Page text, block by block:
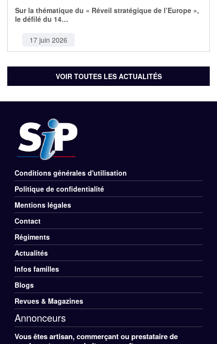
Sur la thématique du « Réveil stratégique de l’Europe »,
le défilé du 14…
17 juin 2026
VOIR TOUTES LES ACTUALITÉS
Menu
Rubriques
Pied
de
page
Conditions générales d'utilisation
Politique de confidentialité
Mentions légales
Contact
Menu
Divers
Pied
de
page
Régiments
Actualités
Infos familles
Blogs
Revues & Magazines
Annonceurs
Vous êtes artisan, commerçant ou prestataire de